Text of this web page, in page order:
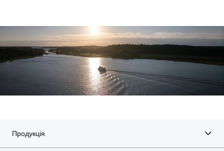
Продукція